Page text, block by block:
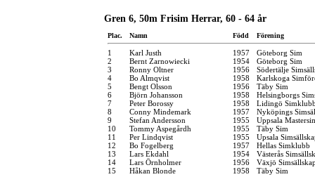
Gren 6, 50m Frisim Herrar, 60 - 64 år
Plac. Namn Född Förening
1 Karl Justh 1957
Göteborg Sim
2
Bernt Zarnowiecki 1954
Göteborg Sim
3
Ronny Oltner 1956
Södertälje
4
Bo Almqvist 1958
Karlskoga
5
Bengt Olsson 1956
Täby Sim
6
Björn Johansson 1958
Helsingborgs
7
Peter Borossy 1958
Lidingö
8
Conny Mindemark 1957
Nyköpings
9
Stefan Andersson 1955
Uppsala
10
Tommy Aspegårdh 1955
Täby Sim
11
Per Lindqvist 1955
Upsala
12
Bo Fogelberg 1957
Hellas Simklubb
13
Lars Ekdahl 1954
Västerås
14
Lars Örnholmer 1956
Växjö
15
Håkan Blonde 1958 Täby Sim